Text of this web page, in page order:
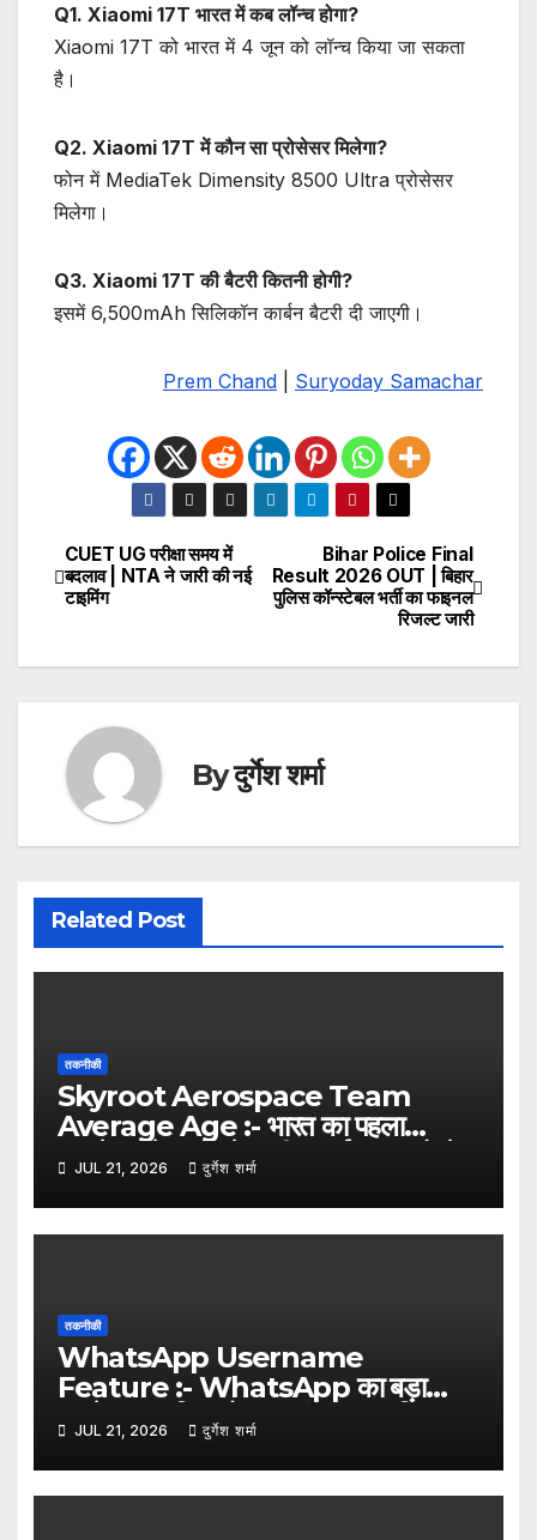
Q1. Xiaomi 17T भारत में कब लॉन्च होगा?
Xiaomi 17T को भारत में 4 जून को लॉन्च किया जा सकता
है।
Q2. Xiaomi 17T में कौन सा प्रोसेसर मिलेगा?
फोन में MediaTek Dimensity 8500 Ultra प्रोसेसर
मिलेगा।
Q3. Xiaomi 17T की बैटरी कितनी होगी?
इसमें 6,500mAh सिलिकॉन कार्बन बैटरी दी जाएगी।
Prem Chand Suryoday Samachar
Post
navigation
Bihar Police Final
Result 2026 OUT | बिहार
पुलिस कॉन्स्टेबल भर्ती का फाइनल
रिजल्ट जारी
CUET UG परीक्षा समय में
बदलाव | NTA ने जारी की नई
टाइमिंग
Byदुर्गेश शर्मा
Related Post
तकनीकी
Skyroot Aerospace Team
Average Age :- भारत का पहला
प्राइवेट रॉकेट बनाने वाली स्काईरूट एयरोस्पेस
टीम की औसत उम्र सिर्फ 28 वर्ष
JUL 21, 2026 दुर्गेश शर्मा
तकनीकी
WhatsApp Username
Feature :- WhatsApp का बड़ा
अपडेट, अब बिना मोबाइल नंबर साझा किए
यूजरनेम से हो सकेगा संपर्क
JUL 21, 2026 दुर्गेश शर्मा